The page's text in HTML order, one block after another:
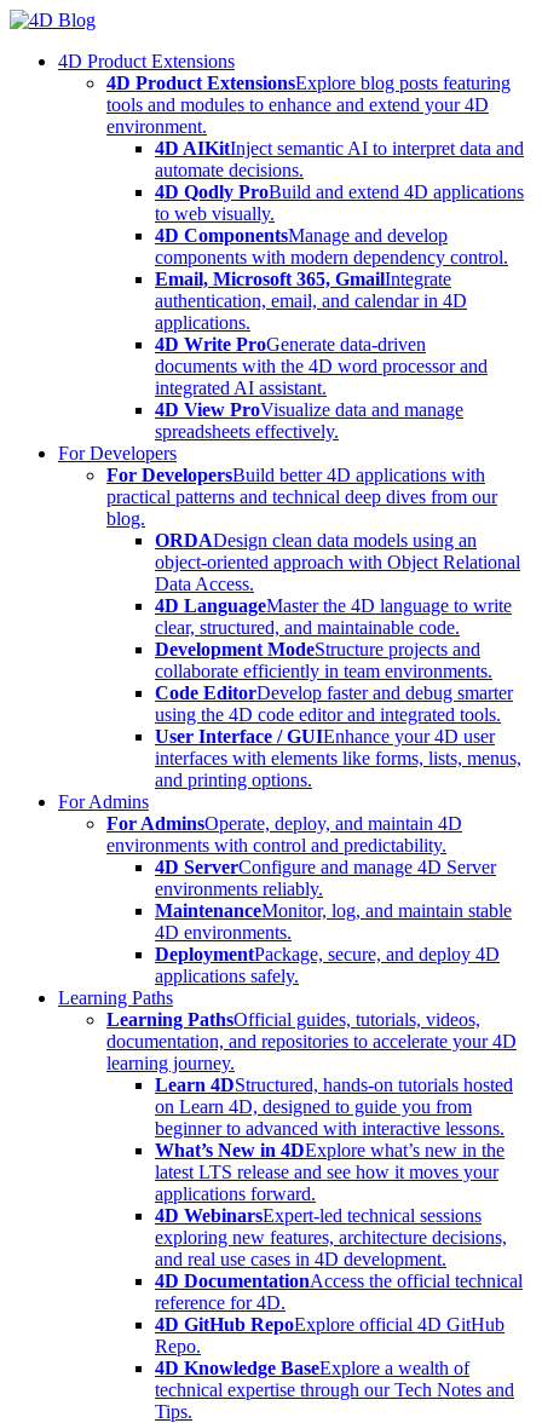
Skip
content4D Product Extensions
4D Product ExtensionsExplore blog posts featuring
tools and modules to enhance and extend your 4D
environment.
4D AIKitInject semantic AI to interpret data and
automate decisions.
4D Qodly ProBuild and extend 4D applications
to web visually.
4D ComponentsManage and develop
components with modern dependency control.
Email, Microsoft 365, GmailIntegrate
authentication, email, and calendar in 4D
applications.
4D Write ProGenerate data-driven
documents with the 4D word processor and
integrated AI assistant.
4D View ProVisualize data and manage
spreadsheets effectively.
For Developers
For DevelopersBuild better 4D applications with
practical patterns and technical deep dives from our
blog.
ORDADesign clean data models using an
object-oriented approach with Object Relational
Data Access.
4D LanguageMaster the 4D language to write
clear, structured, and maintainable code.
Development ModeStructure projects and
collaborate efficiently in team environments.
Code EditorDevelop faster and debug smarter
using the 4D code editor and integrated tools.
User Interface / GUIEnhance your 4D user
interfaces with elements like forms, lists, menus,
and printing options.
For Admins
For AdminsOperate, deploy, and maintain 4D
environments with control and predictability.
4D ServerConfigure and manage 4D Server
environments reliably.
MaintenanceMonitor, log, and maintain stable
4D environments.
DeploymentPackage, secure, and deploy 4D
applications safely.
Learning Paths
Learning PathsOfficial guides, tutorials, videos,
documentation, and repositories to accelerate your 4D
learning journey.
Learn 4DStructured, hands-on tutorials hosted
on Learn 4D, designed to guide you from
beginner to advanced with interactive lessons.
What’s New in 4DExplore what’s new in the
latest LTS release and see how it moves your
applications forward.
4D WebinarsExpert-led technical sessions
exploring new features, architecture decisions,
and real use cases in 4D development.
4D DocumentationAccess the official technical
reference for 4D.
4D GitHub RepoExplore official 4D GitHub
Repo.
4D Knowledge BaseExplore a wealth of
technical expertise through our Tech Notes and
Tips.